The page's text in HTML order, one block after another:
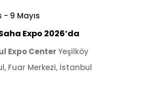
- 9 Mayıs
Expo 2026’da
Expo CenterYeşilköy
Fuar Merkezi, İstanbul